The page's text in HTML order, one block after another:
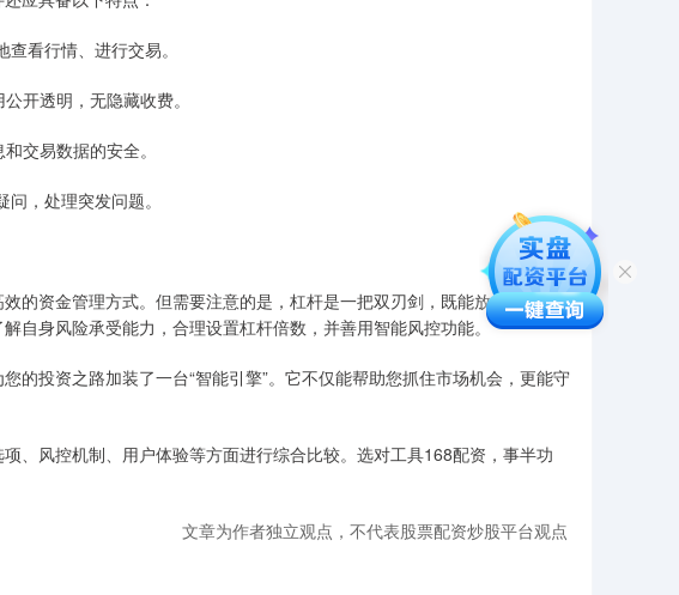
看行情、进行交易。
开透明，无隐藏收费。
交易数据的安全。
，处理突发问题。
的资金管理方式。但需要注意的是，杠杆是一把双刃剑，既能放大收益，也
自身风险承受能力，合理设置杠杆倍数，并善用智能风控功能。
的投资之路加装了一台“智能引擎”。它不仅能帮助您抓住市场机会，更能守
、风控机制、用户体验等方面进行综合比较。选对工具168配资，事半功
文章为作者独立观点，不代表股票配资炒股平台观点